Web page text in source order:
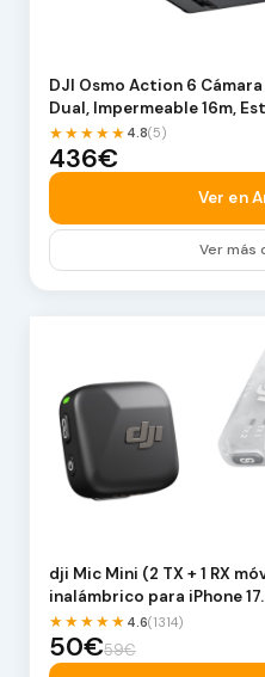
DJI Osmo Action 6
Dual, Impermeable 16m,
★★★★★ 4.8(5)
436€
Ver en
Ver más
dji Mic Mini (2 TX + 1 RX
inalámbrico para iPhone
★★★★★ 4.6(1314)
50€59€